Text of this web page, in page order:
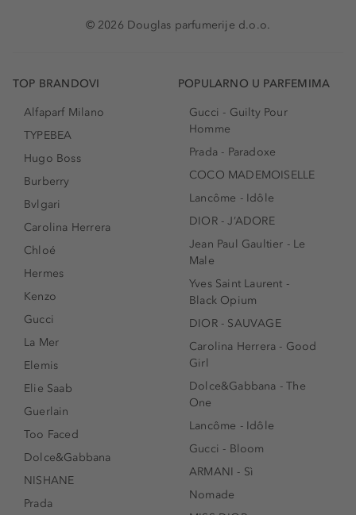
© 2026 Douglas parfumerije d.o.o.
TOP BRANDOVI
Alfaparf Milano
TYPEBEA
Hugo Boss
Burberry
Bvlgari
Carolina Herrera
Chloé
Hermes
Kenzo
Gucci
La Mer
Elemis
Elie Saab
Guerlain
Too Faced
Dolce&Gabbana
NISHANE
Prada
POPULARNO U PARFEMIMA
Gucci - Guilty Pour
Homme
Prada - Paradoxe
COCO MADEMOISELLE
Lancôme - Idôle
DIOR - J’ADORE
Jean Paul Gaultier - Le
Male
Yves Saint Laurent -
Black Opium
DIOR - SAUVAGE
Carolina Herrera - Good
Girl
Dolce&Gabbana - The
One
Lancôme - Idôle
Gucci - Bloom
ARMANI - Sì
Nomade